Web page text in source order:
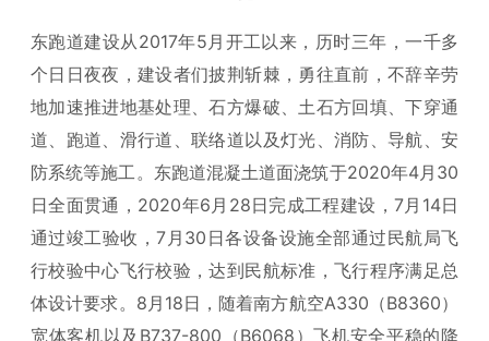
东跑道建设从2017年5月开工以来，历时三年，一千多
个日日夜夜，建设者们披荆斩棘，勇往直前，不辞辛劳
地加速推进地基处理、石方爆破、土石方回填、下穿通
道、跑道、滑行道、联络道以及灯光、消防、导航、安
防系统等施工。东跑道混凝土道面浇筑于2020年4月30
日全面贯通，2020年6月28日完成工程建设，7月14日
通过竣工验收，7月30日各设备设施全部通过民航局飞
行校验中心飞行校验，达到民航标准，飞行程序满足总
体设计要求。8月18日，随着南方航空A330（B8360）
宽体客机以及B737-800（B6068）飞机安全平稳的降